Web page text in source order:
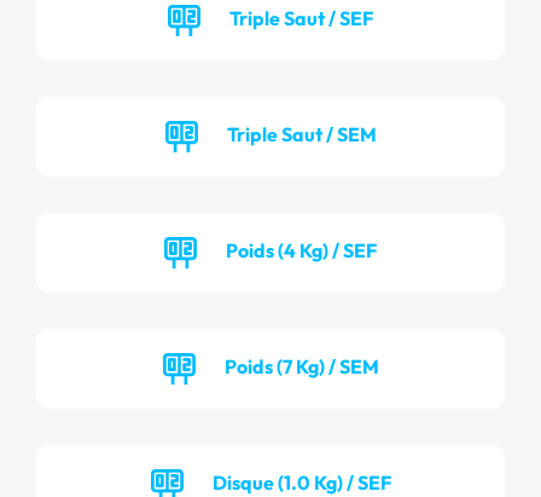
Triple Saut / SEF
Triple Saut / SEM
Poids (4 Kg) / SEF
Poids (7 Kg) / SEM
Disque (1.0 Kg) / SEF